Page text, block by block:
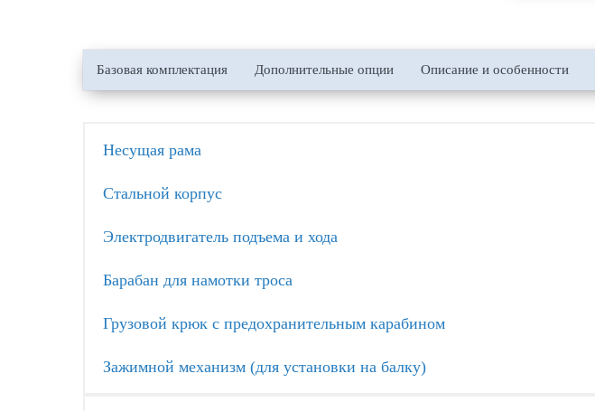
Базовая комплектация Дополнительные опции Описание и особенности
Несущая рама
Стальной корпус
Электродвигатель подъема и хода
Барабан для намотки троса
Грузовой крюк с предохранительным карабином
Зажимной механизм (для установки на балку)